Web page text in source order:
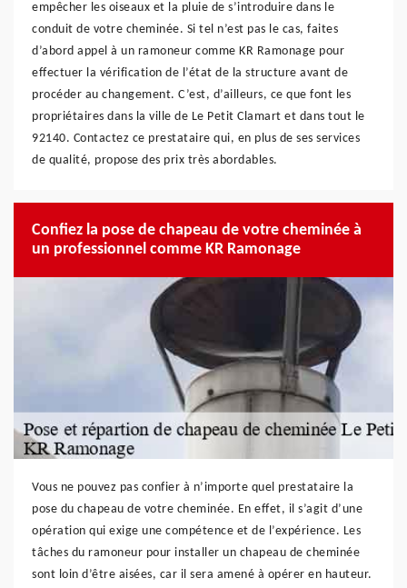
empêcher les oiseaux et la pluie de s’introduire dans le
conduit de votre cheminée. Si tel n’est pas le cas, faites
d’abord appel à un ramoneur comme KR Ramonage pour
effectuer la vérification de l’état de la structure avant de
procéder au changement. C’est, d’ailleurs, ce que font les
propriétaires dans la ville de Le Petit Clamart et dans tout le
92140. Contactez ce prestataire qui, en plus de ses services
de qualité, propose des prix très abordables.
Confiez la pose de chapeau de votre cheminée à
un professionnel comme KR Ramonage
Vous ne pouvez pas confier à n’importe quel prestataire la
pose du chapeau de votre cheminée. En effet, il s’agit d’une
opération qui exige une compétence et de l’expérience. Les
tâches du ramoneur pour installer un chapeau de cheminée
sont loin d’être aisées, car il sera amené à opérer en hauteur.